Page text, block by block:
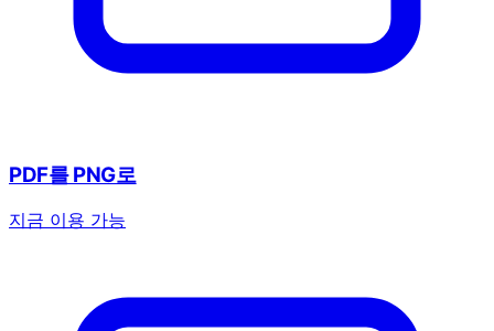
PDF를 PNG로
지금 이용 가능